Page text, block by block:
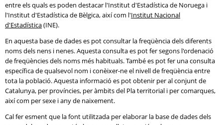
entre els quals es poden destacar l'Institut d'Estadística de Noruega i
l'Institut d'Estadística de Bèlgica, així com l'Institut Nacional
d'Estadística(INE).
En aquesta base de dades es pot consultar la freqüència dels diferents
noms dels nens i nenes. Aquesta consulta es pot fer segons l'ordenació
de freqüències dels noms més habituals. També es pot fer una consulta
específica de qualsevol nom i conèixer-ne el nivell de freqüència entre
tota la població. Aquesta informació es pot obtenir per al conjunt de
Catalunya, per províncies, per àmbits del Pla territorial i per comarques,
així com per sexe i any de naixement.
Cal fer esment que la font utilitzada per elaborar la base de dades dels